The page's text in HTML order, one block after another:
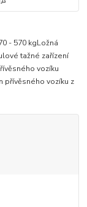
- 570 kgLožná
tažné zařízení
vozíku
přívěsného vozíku z